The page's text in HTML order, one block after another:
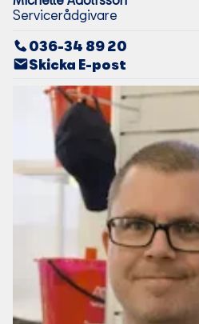
Servicerådgivare
036-34 89 20
Skicka E-post